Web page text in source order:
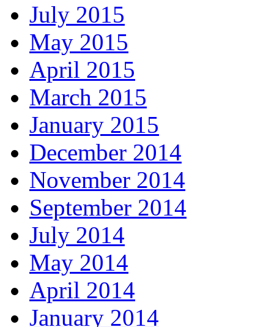
July 2015
May 2015
April 2015
March 2015
January 2015
December 2014
November 2014
September 2014
July 2014
May 2014
April 2014
January 2014